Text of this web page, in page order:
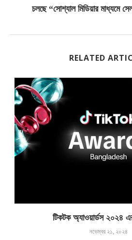
চলছে “সোশ্যাল মিডিয়ার মাধ্যমে
RELATED
টিকটক অ্যাওয়ার্ডস ২০২৪
নভেম্বর ২১, ২০২৪